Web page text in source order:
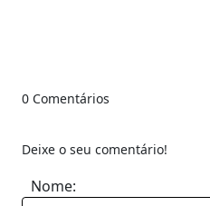
0 Comentários
Deixe o seu comentário!
Nome: